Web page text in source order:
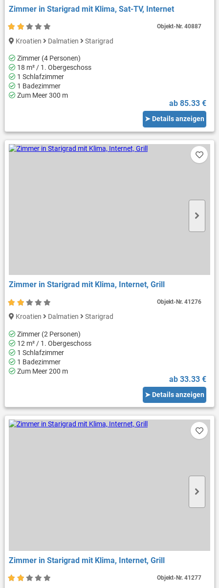
Zimmer in Starigrad mit Klima, Sat-TV, Internet
Kroatien Dalmatien Starigrad
Zimmer (4 Personen)
18 m² / 1. Obergeschoss
1 Schlafzimmer
1 Badezimmer
Zum Meer 300 m
ab 85.33 €
➤ Details anzeigen
Objekt-Nr.40887
Zimmer in Starigrad mit Klima, Internet, Grill
Kroatien Dalmatien Starigrad
Zimmer (2 Personen)
12 m² / 1. Obergeschoss
1 Schlafzimmer
1 Badezimmer
Zum Meer 200 m
ab 33.33 €
➤ Details anzeigen
Objekt-Nr.41276
Zimmer in Starigrad mit Klima, Internet, Grill
Objekt-Nr.41277